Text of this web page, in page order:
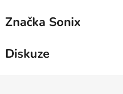
Značka Sonix
Diskuze